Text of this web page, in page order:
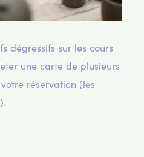
dégressifs sur les cours
une carte de plusieurs
réservation (les